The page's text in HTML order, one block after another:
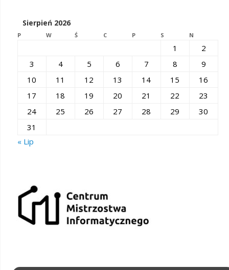
Sierpień 2026
P W Ś C P S N
1
2
3
4 5 6 7 8
9
10
11 12 13 14 15
16
17
18 19 20 21 22
23
24
25 26 27 28 29
30
31
« Lip